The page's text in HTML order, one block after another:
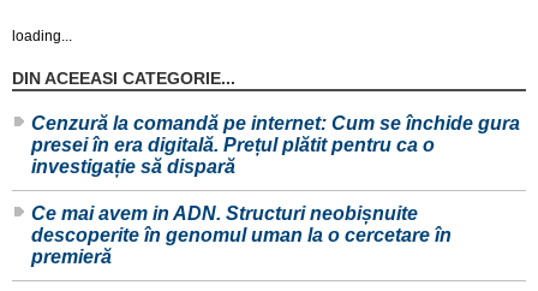
loading...
DIN ACEEASI CATEGORIE...
Cenzură la comandă pe internet: Cum se închide gura
presei în era digitală. Prețul plătit pentru ca o
investigație să dispară
Ce mai avem in ADN. Structuri neobișnuite
descoperite în genomul uman la o cercetare în
premieră